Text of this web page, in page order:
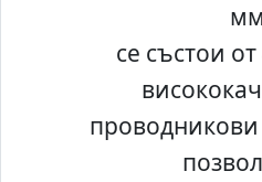
мм
се състои